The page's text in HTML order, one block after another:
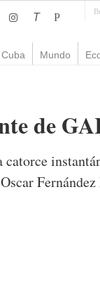
T P
Cuba Mundo
de